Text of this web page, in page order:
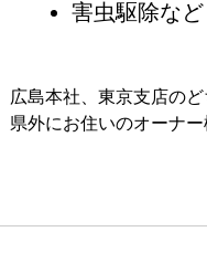
害虫駆除など
広島本社、東京支店の
県外にお住いのオーナ